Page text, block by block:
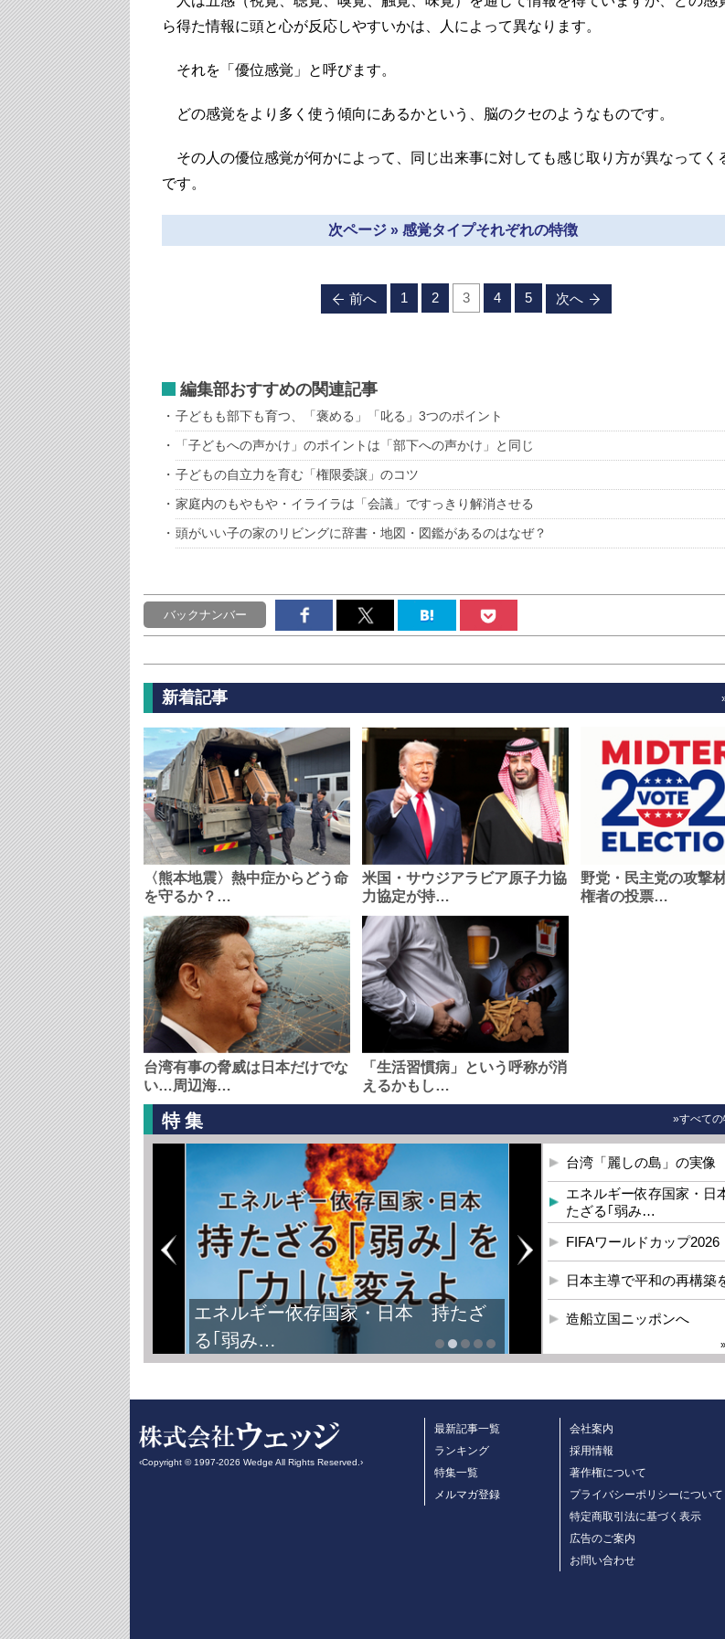
ら得た情報に頭と心が反応しやすいかは、人によって異なります。
それを「優位感覚」と呼びます。
どの感覚をより多く使う傾向にあるかという、脳のクセのようなものです。
その人の優位感覚が何かによって、同じ出来事に対しても感じ取り方が異なってく
です。
次ページ » 感覚タイプそれぞれの特徴
前へ 1 2 3 4 5 次へ
編集部おすすめの関連記事
子どもも部下も育つ、「褒める」「叱る」3つのポイント
「子どもへの声かけ」のポイントは「部下への声かけ」と同じ
子どもの自立力を育む「権限委譲」のコツ
家庭内のもやもや・イライラは「会議」ですっきり解消させる
頭がいい子の家のリビングに辞書・地図・図鑑があるのはなぜ？
バックナンバー
新着記事
〈熊本地震〉熱中症からどう命
を守るか？…
米国・サウジアラビア原子力協
力協定が持…
野党・民主党の攻撃
権者の投票…
台湾有事の脅威は日本だけでな
い…周辺海…
「生活習慣病」という呼称が消
えるかもし…
特集 »すべて
FIFAワールドカップ2026
台湾「麗しの島」の実像
エネルギー依存国家・
たざる｢弱み…
FIFAワールドカップ2026
日本主導で平和の再構築
造船立国ニッポンへ
‹Copyright © 1997-2026 Wedge All Rights Reserved.›
最新記事一覧
ランキング
特集一覧
メルマガ登録
会社案内
採用情報
著作権について
プライバシーポリシーについて
特定商取引法に基づく表示
広告のご案内
お問い合わせ